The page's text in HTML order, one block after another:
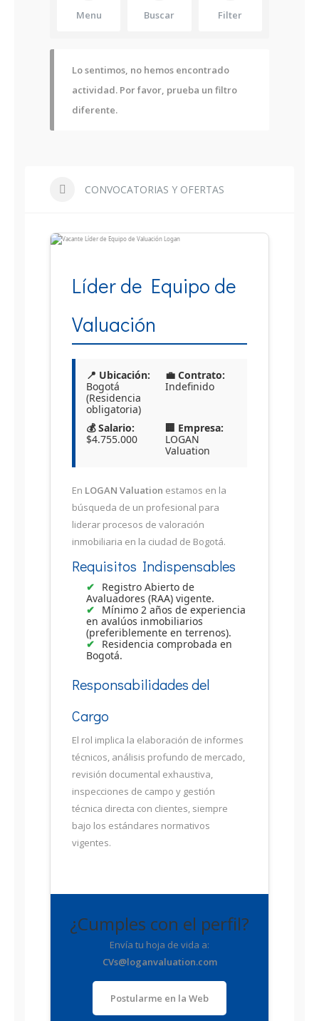
Menu Buscar Filter
Lo sentimos, no hemos encontrado
actividad. Por favor, prueba un filtro
diferente.
CONVOCATORIAS Y OFERTAS
Líder de Equipo de
Valuación
📍 Ubicación:
Bogotá
(Residencia
obligatoria)
💼 Contrato:
Indefinido
💰 Salario:
$4.755.000
🏢 Empresa:
LOGAN
Valuation
En LOGAN Valuation estamos en la
búsqueda de un profesional para
liderar procesos de valoración
inmobiliaria en la ciudad de Bogotá.
Requisitos Indispensables
Registro Abierto de
Avaluadores (RAA) vigente.
Mínimo 2 años de experiencia
en avalúos inmobiliarios
(preferiblemente en terrenos).
Residencia comprobada en
Bogotá.
Responsabilidades del
Cargo
El rol implica la elaboración de informes
técnicos, análisis profundo de mercado,
revisión documental exhaustiva,
inspecciones de campo y gestión
técnica directa con clientes, siempre
bajo los estándares normativos
vigentes.
¿Cumples con el perfil?
Envía tu hoja de vida a:
CVs@loganvaluation.com
Postularme en la Web